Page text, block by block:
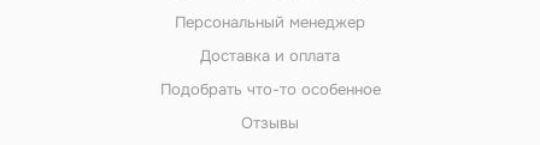
Персональный менеджер
Доставка и оплата
Подобрать что-то особенное
Отзывы